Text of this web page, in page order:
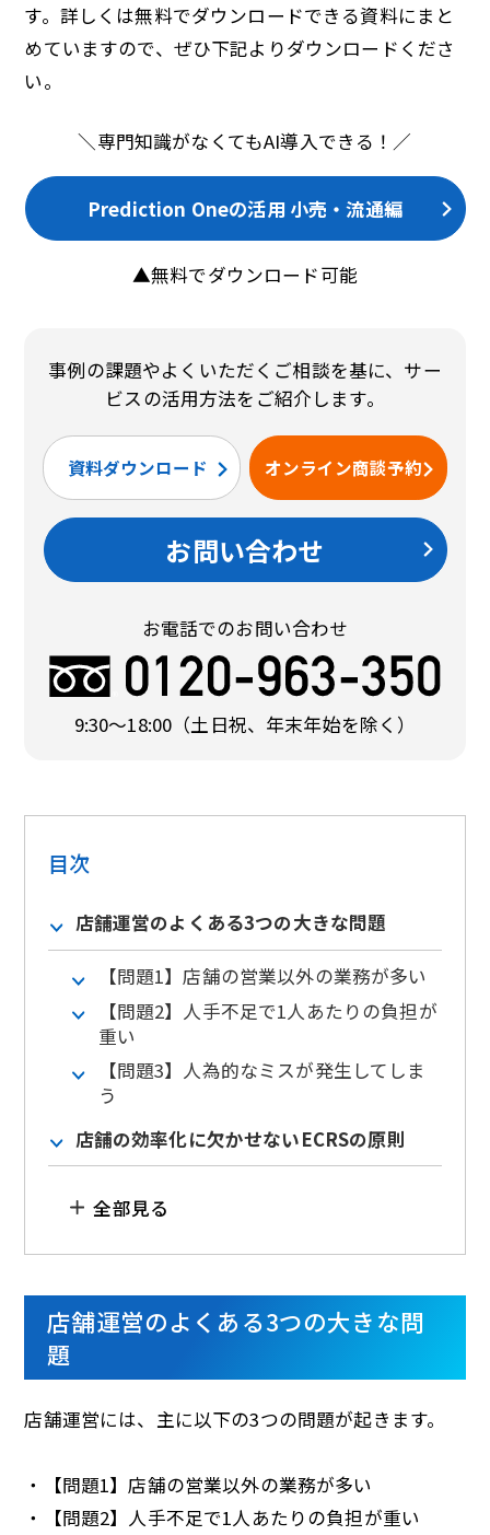
す。詳しくは無料でダウンロードできる資料にまと
めていますので、ぜひ下記よりダウンロードくださ
い。
＼専門知識がなくてもAI導入できる！／
Prediction Oneの活用 小売・流通編
▲無料でダウンロード可能
事例の課題やよくいただくご相談を基に、サー
ビスの活用方法をご紹介します。
資料ダウンロード オンライン商談予約
お問い合わせ
お電話でのお問い合わせ
9:30〜18:00 （土日祝、年末年始を除く）
目次
店舗運営のよくある3つの大きな問題
【問題1】店舗の営業以外の業務が多い
【問題2】人手不足で1人あたりの負担が
重い
【問題3】人為的なミスが発生してしま
う
店舗の効率化に欠かせないECRSの原則
全部見る
店舗運営のよくある3つの大きな問
題
店舗運営には、主に以下の3つの問題が起きます。
・【問題1】店舗の営業以外の業務が多い
・【問題2】人手不足で1人あたりの負担が重い